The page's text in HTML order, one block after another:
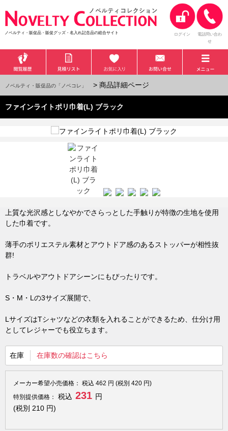
ノベルティ・販促品・販促グッズ・名入れ記念品の総合サイト ログイン
電話問い合わ
せ
ノベルティ・販促品の「ノベコレ」 > 商品詳細ページ
ファインライトポリ巾着(L) ブラック
上質な光沢感としなやかでさらっとした手触りが特徴の生地を使用
した巾着です。
薄手のポリエステル素材とアウトドア感のあるストッパーが相性抜
群!
トラベルやアウトドアシーンにもぴったりです。
S・M・Lの3サイズ展開で、
LサイズはTシャツなどの衣類を入れることができるため、仕分け用
としてレジャーでも役立ちます。
在庫 在庫数の確認はこちら
メーカー希望小売価格： 税込 462 円 (税別 420 円)
特別提供価格：
税込 231 円
(税別 210 円)